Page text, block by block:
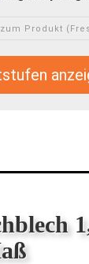
Produkt